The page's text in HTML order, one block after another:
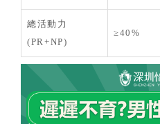
總活動力
(PR+NP)
≥40%